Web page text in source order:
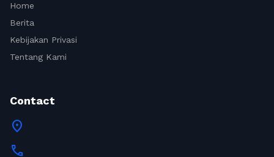
Home
Berita
Kebijakan Privasi
Tentang Kami
Contact
location_on
call